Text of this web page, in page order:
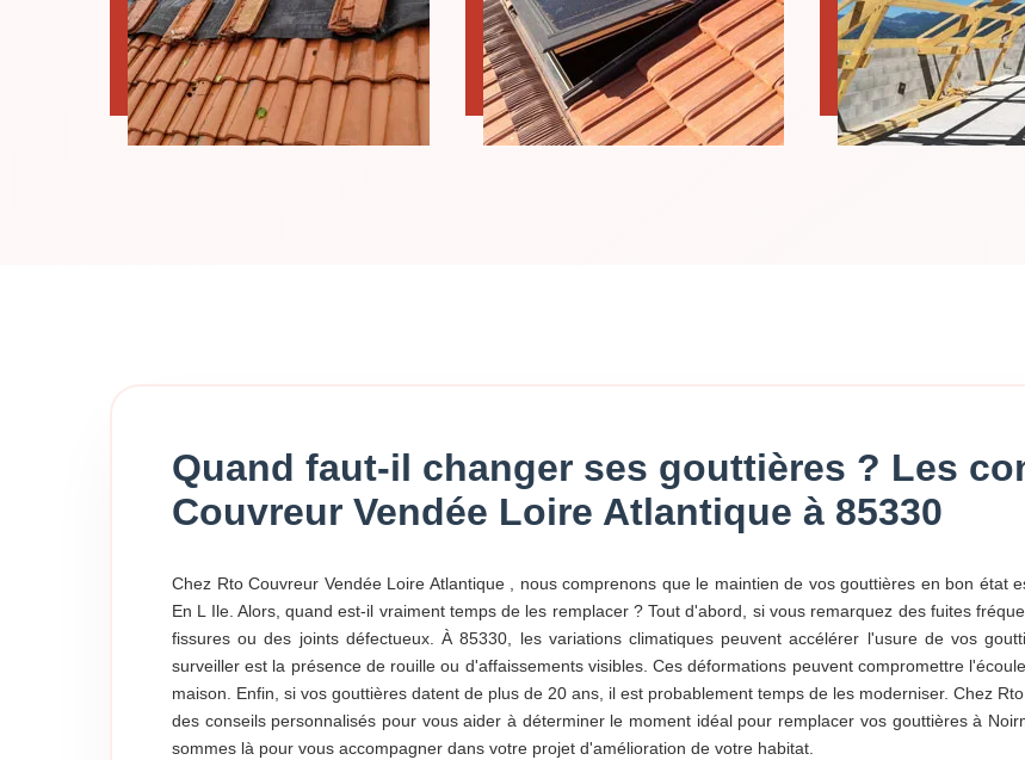
Quand faut-il changer ses gouttières ? Les
Couvreur Vendée Loire Atlantique à 85330
Chez Rto Couvreur Vendée Loire Atlantique , nous comprenons que le maintien de vos gouttières en bon état
En L Ile. Alors, quand est-il vraiment temps de les remplacer ? Tout d'abord, si vous remarquez des fuites
fissures ou des joints défectueux. À 85330, les variations climatiques peuvent accélérer l'usure de vos
surveiller est la présence de rouille ou d'affaissements visibles. Ces déformations peuvent compromettre
maison. Enfin, si vos gouttières datent de plus de 20 ans, il est probablement temps de les moderniser. Chez
des conseils personnalisés pour vous aider à déterminer le moment idéal pour remplacer vos gouttières à
sommes là pour vous accompagner dans votre projet d'amélioration de votre habitat.